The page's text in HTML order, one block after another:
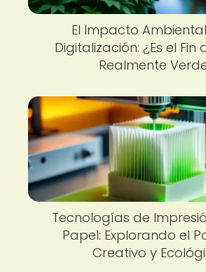
El Impacto
Digitalización: ¿Es el Fin
Realmente
Tecnologías de
Papel: Explorando el
Creativo y